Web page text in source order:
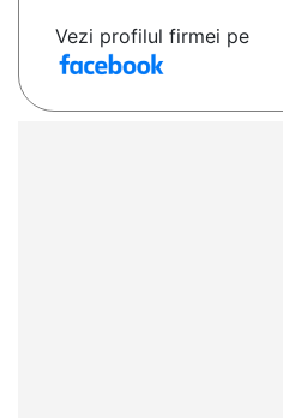
Vezi profilul firmei pe